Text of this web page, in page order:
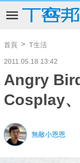
首頁 T生活
2011.05.18 13:42
Angry
Cosplay
無敵小恩恩